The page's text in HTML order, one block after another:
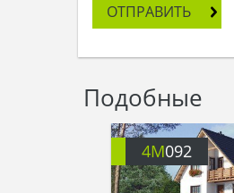
ОТПРАВИТЬ
Подобные
4M092